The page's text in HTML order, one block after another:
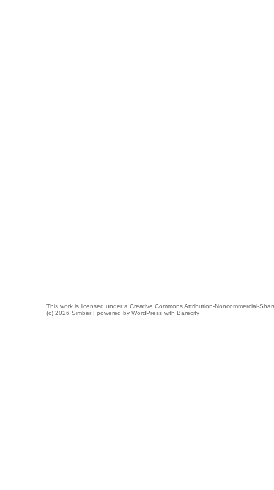
This work is licensed under a Creative Commons Attribution-Noncommercial-
(c) 2026 Simber | powered by WordPress with Barecity